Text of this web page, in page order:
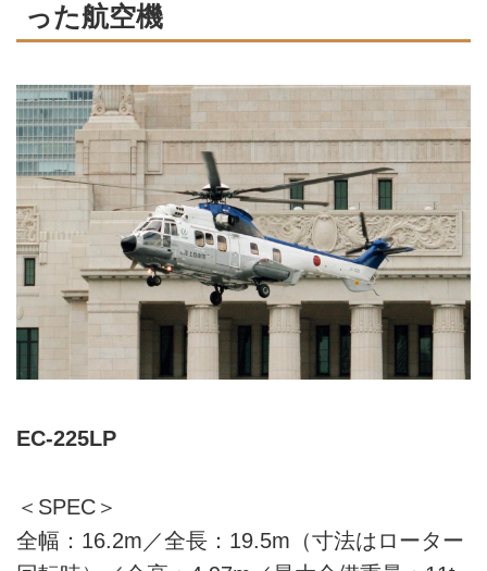
った航空機
EC-225LP
＜SPEC＞
全幅：16.2m／全長：19.5m（寸法はローター